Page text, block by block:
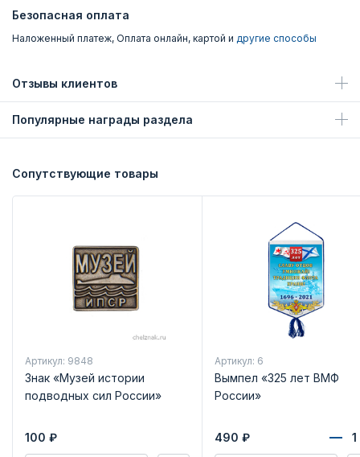
Безопасная оплата
Наложенный платеж, Оплата онлайн, картой и другие способы
Отзывы клиентов
Популярные награды раздела
Сопутствующие товары
Артикул: 9848
Знак «Музей истории
подводных сил России»
100 ₽
Артикул: 6
Вымпел «325 лет ВМФ
России»
490 ₽